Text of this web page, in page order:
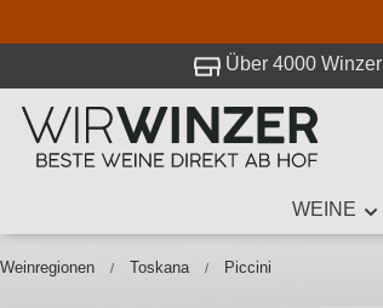
Über 4000 Winzer
WEINE
Weinregionen Toskana Piccini
bei WirWinzer.